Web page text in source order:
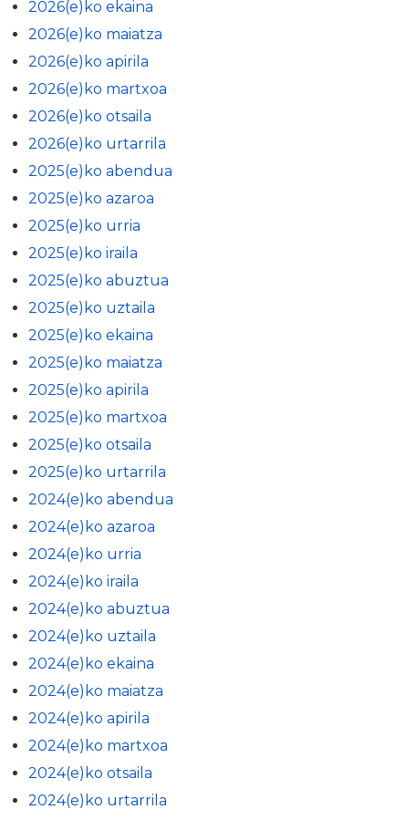
2026(e)ko ekaina
2026(e)ko maiatza
2026(e)ko apirila
2026(e)ko martxoa
2026(e)ko otsaila
2026(e)ko urtarrila
2025(e)ko abendua
2025(e)ko azaroa
2025(e)ko urria
2025(e)ko iraila
2025(e)ko abuztua
2025(e)ko uztaila
2025(e)ko ekaina
2025(e)ko maiatza
2025(e)ko apirila
2025(e)ko martxoa
2025(e)ko otsaila
2025(e)ko urtarrila
2024(e)ko abendua
2024(e)ko azaroa
2024(e)ko urria
2024(e)ko iraila
2024(e)ko abuztua
2024(e)ko uztaila
2024(e)ko ekaina
2024(e)ko maiatza
2024(e)ko apirila
2024(e)ko martxoa
2024(e)ko otsaila
2024(e)ko urtarrila